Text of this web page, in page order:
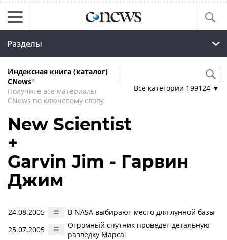
Разделы
Индексная книга (каталог)
CNews*
Получите все материалы
CNews по ключевому слову
Все категории 199124 ▼
New Scientist
+
Garvin Jim - Гарвин
Джим
24.08.2005
В NASA выбирают место для лунной базы
25.07.2005
Огромный спутник проведет детальную
разведку Марса